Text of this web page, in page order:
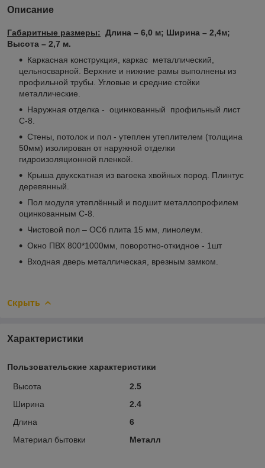
Описание
Габаритные размеры: Длина – 6,0 м; Ширина – 2,4м;
Высота – 2,7 м.
Каркасная конструкция, каркас металлический,
цельносварной. Верхние и нижние рамы выполнены из
профильной трубы. Угловые и средние стойки
металлические.
Наружная отделка - оцинкованный профильный лист
С-8.
Стены, потолок и пол - утеплен утеплителем (толщина
50мм) изолирован от наружной отделки
гидроизоляционной пленкой.
Крыша двухскатная из вагоека хвойных пород. Плинтус
деревянный.
Пол модуля утеплённый и подшит металлопрофилем
оцинкованным С-8.
Чистовой пол – ОСб плита 15 мм, линолеум.
Окно ПВХ 800*1000мм, поворотно-откидное - 1шт
Входная дверь металлическая, врезным замком.
Скрыть
Характеристики
Пользовательские характеристики
Высота
2.5
Ширина
2.4
Длина
6
Материал бытовки
Металл